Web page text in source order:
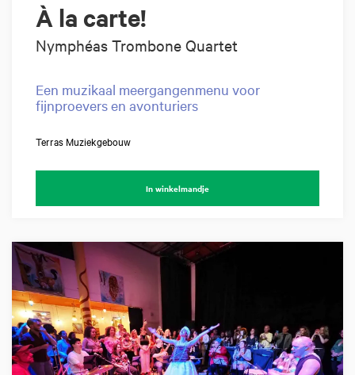
À la carte!
Nymphéas Trombone Quartet
Een muzikaal meergangenmenu voor
fijnproevers en avonturiers
Terras Muziekgebouw
In winkelmandje